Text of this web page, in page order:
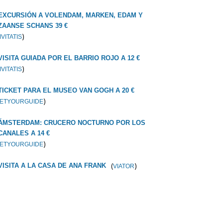
A VOLENDAM, MARKEN, EDAM Y
SCHANS 39 €
)
GUIADA POR EL BARRIO ROJO A 12 €
)
PARA EL MUSEO VAN GOGH A 20 €
)
CRUCERO NOCTURNO POR LOS
A 14 €
)
A LA CASA DE ANA FRANK (VIATOR)